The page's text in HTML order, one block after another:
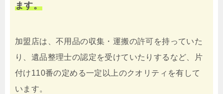
ます。
加盟店は、不用品の収集・運搬の許可を持っていた
り、遺品整理士の認定を受けていたりするなど、片
付け110番の定める一定以上のクオリティを有して
います。